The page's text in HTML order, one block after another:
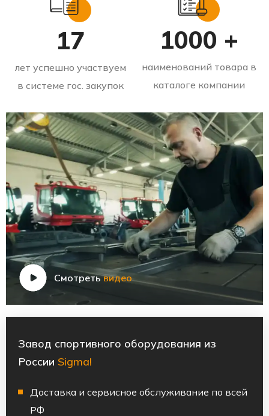
17
лет успешно участвуем
в системе гос. закупок
1000 +
наименований товара в
каталоге компании
Смотретьвидео
Завод спортивного оборудования из
России Sigma!
Доставка и сервисное обслуживание по всей
РФ